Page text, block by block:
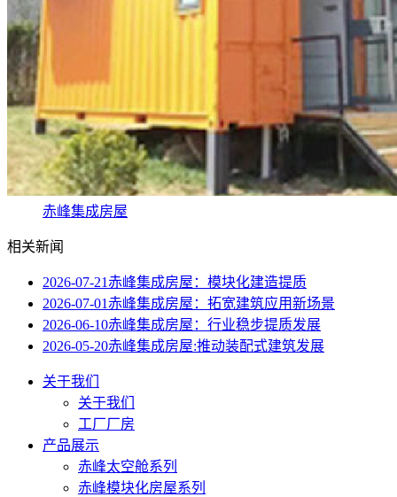
赤峰集成房屋
相关新闻
2026-07-21赤峰集成房屋：模块化建造提质
2026-07-01赤峰集成房屋：拓宽建筑应用新场景
2026-06-10赤峰集成房屋：行业稳步提质发展
2026-05-20赤峰集成房屋:推动装配式建筑发展
关于我们
关于我们
工厂厂房
产品展示
赤峰太空舱系列
赤峰模块化房屋系列